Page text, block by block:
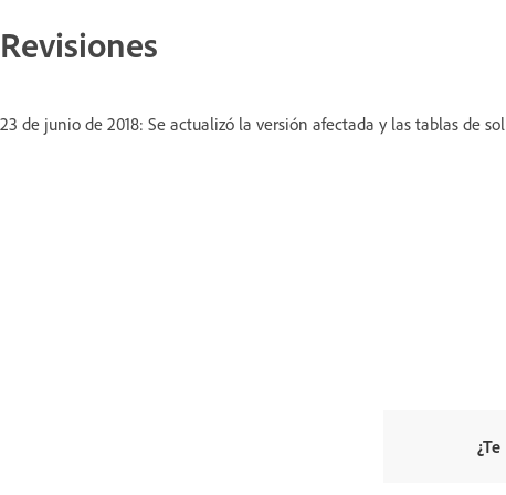
Revisiones
23 de junio de 2018: Se actualizó la versión afectada y las tablas de